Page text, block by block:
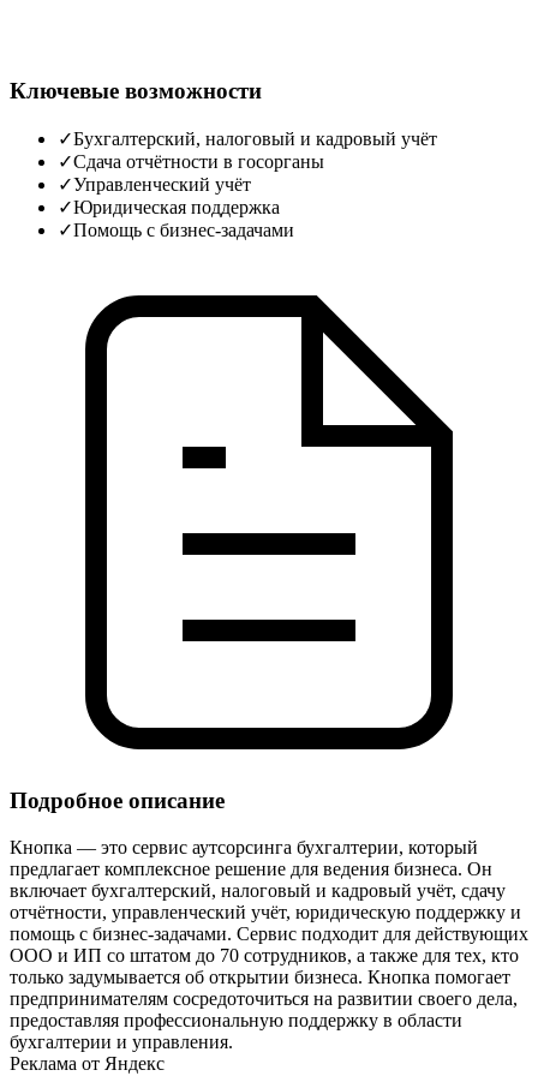
Ключевые возможности
✓Бухгалтерский, налоговый и кадровый учёт
✓Сдача отчётности в госорганы
✓Управленческий учёт
✓Юридическая поддержка
✓Помощь с бизнес-задачами
Подробное описание
Кнопка — это сервис аутсорсинга бухгалтерии, который
предлагает комплексное решение для ведения бизнеса. Он
включает бухгалтерский, налоговый и кадровый учёт, сдачу
отчётности, управленческий учёт, юридическую поддержку и
помощь с бизнес-задачами. Сервис подходит для действующих
ООО и ИП со штатом до 70 сотрудников, а также для тех, кто
только задумывается об открытии бизнеса. Кнопка помогает
предпринимателям сосредоточиться на развитии своего дела,
предоставляя профессиональную поддержку в области
бухгалтерии и управления.
Реклама от Яндекс